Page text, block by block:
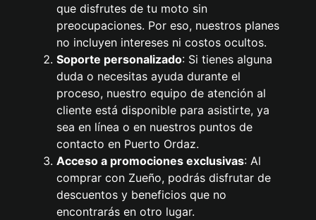
que disfrutes de tu moto sin
preocupaciones. Por eso, nuestros planes
no incluyen intereses ni costos ocultos.
Soporte personalizado: Si tienes alguna
duda o necesitas ayuda durante el
proceso, nuestro equipo de atención al
cliente está disponible para asistirte, ya
sea en línea o en nuestros puntos de
contacto en Puerto Ordaz.
Acceso a promociones exclusivas: Al
comprar con Zueño, podrás disfrutar de
descuentos y beneficios que no
encontrarás en otro lugar.